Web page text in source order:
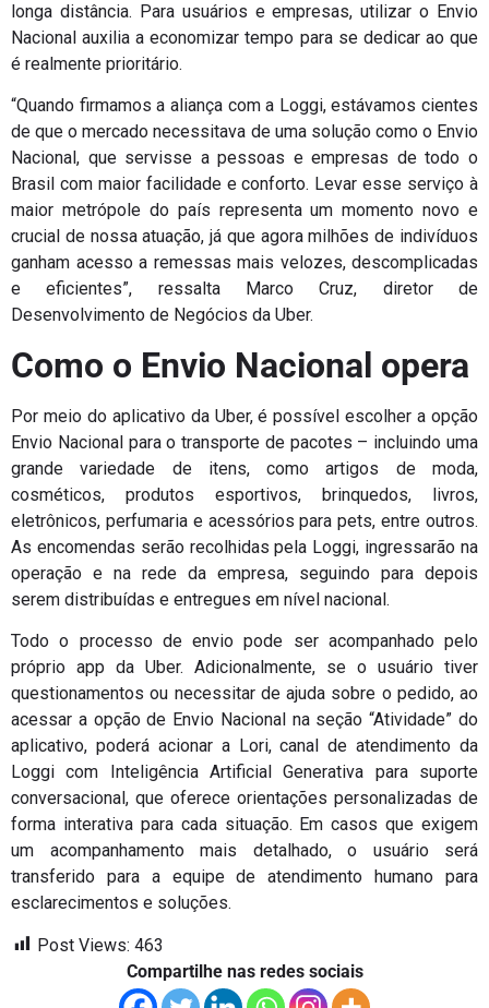
longa distância. Para usuários e empresas, utilizar o Envio
Nacional auxilia a economizar tempo para se dedicar ao que
é realmente prioritário.
“Quando firmamos a aliança com a Loggi, estávamos cientes
de que o mercado necessitava de uma solução como o Envio
Nacional, que servisse a pessoas e empresas de todo o
Brasil com maior facilidade e conforto. Levar esse serviço à
maior metrópole do país representa um momento novo e
crucial de nossa atuação, já que agora milhões de indivíduos
ganham acesso a remessas mais velozes, descomplicadas
e eficientes”, ressalta Marco Cruz, diretor de
Desenvolvimento de Negócios da Uber.
Como o Envio Nacional opera
Por meio do aplicativo da Uber, é possível escolher a opção
Envio Nacional para o transporte de pacotes – incluindo uma
grande variedade de itens, como artigos de moda,
cosméticos, produtos esportivos, brinquedos, livros,
eletrônicos, perfumaria e acessórios para pets, entre outros.
As encomendas serão recolhidas pela Loggi, ingressarão na
operação e na rede da empresa, seguindo para depois
serem distribuídas e entregues em nível nacional.
Todo o processo de envio pode ser acompanhado pelo
próprio app da Uber. Adicionalmente, se o usuário tiver
questionamentos ou necessitar de ajuda sobre o pedido, ao
acessar a opção de Envio Nacional na seção “Atividade” do
aplicativo, poderá acionar a Lori, canal de atendimento da
Loggi com Inteligência Artificial Generativa para suporte
conversacional, que oferece orientações personalizadas de
forma interativa para cada situação. Em casos que exigem
um acompanhamento mais detalhado, o usuário será
transferido para a equipe de atendimento humano para
esclarecimentos e soluções.
Post Views: 463
Compartilhe nas redes sociais